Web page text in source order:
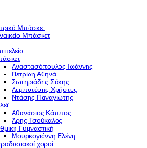
Μπάσκετ
Μπάσκετ
Αναστασόπουλος Ιωάννης
Πετρίδη Αθηνά
Σωτηριάδης Σάκης
Λεμποτέσης Χρήστος
Ντάσης Παναγιώτης
Αθανάσιος Κάππος
Άρης Τσούκαλος
Γυμναστική
Μουρκογιάννη Ελένη
χοροί